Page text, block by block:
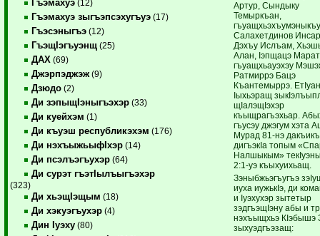
Гъэмахуэ (12)
Гъэмахуэ зыгъэпсэхугъуэ (17)
Гъэсэныгъэ (12)
ГъэщIэгъуэнщ (25)
ДАХ (69)
Джэрпэджэж (9)
Дзюдо (2)
Ди зэпыщIэныгъэхэр (33)
Ди куейхэм (1)
Ди къуэш республикэхэм (176)
Ди нэхъыжьыфIхэр (14)
Ди псэлъэгъухэр (64)
Ди сурэт гъэтIылъыгъэхэр
(323)
Ди хьэщIэщым (18)
Ди хэкуэгъухэр (4)
Дин Iуэху (80)
Артур, Сындыку
Темыркъан,
Салахетдинов
Дэхъу Ислъам,
Алан, Iэпщацэ
гъуащхьауэхэу
Ратмиррэ Бацэ
Къантемыррэ.
Iыхьэращ
щIалэщIэхэр
къыщрагъэхьар.
гъусэу джэгум хэта
Мурад 81-нэ
дигъэкIа топым
Налшыкым»
2:1-уэ къыхуихьащ.
Зэныбжьэгъугъэ
иуха иужькIэ, ди
и Iуэхухэр зытетыр
зэдгъэщIэну абы и
нэхъыщхьэ КIэбышэ
зыхуэдгъэзащ: